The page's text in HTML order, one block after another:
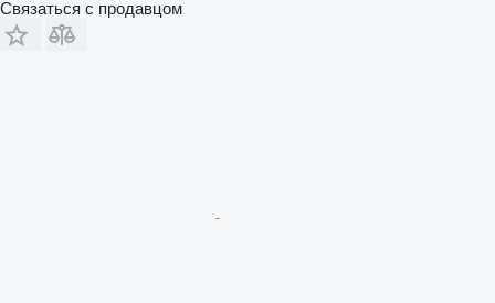
Связаться с продавцом